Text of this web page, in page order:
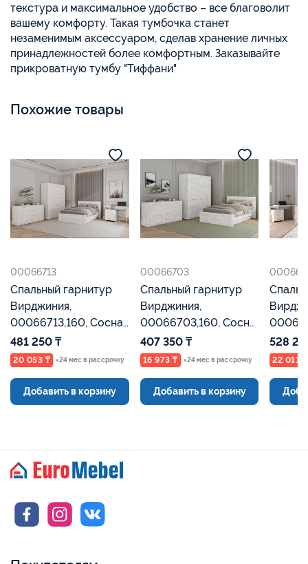
текстура и максимальное удобство – все благоволит
вашему комфорту. Такая тумбочка станет
незаменимым аксессуаром, сделав хранение личных
принадлежностей более комфортным. Заказывайте
прикроватную тумбу "Тиффани"
Похожие товары
00066713
Спальный гарнитур
Вирджиния,
00066713,160, Сосна
Каньон, Евромебель
481 250 ₸
20 053 ₸ ×24 мес в рассрочку
Добавить в корзину
00066703
Спальный гарнитур
Вирджиния,
00066703,160, Сосна
Каньон, Евромебель
407 350 ₸
16 973 ₸ ×24 мес в рассрочку
Добавить в корзину
528
22 011 ₸